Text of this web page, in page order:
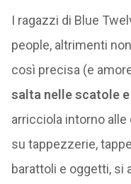
I ragazzi di Blue
people, altrimenti
così precisa (e
salta nelle scatole e
arricciola intorno
su tappezzerie,
barattoli e oggetti, si